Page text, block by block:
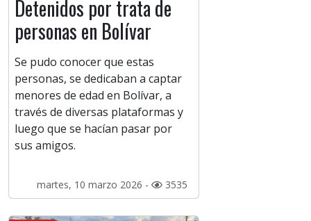
Detenidos por trata de
personas en Bolívar
Se pudo conocer que estas
personas, se dedicaban a captar
menores de edad en Bolívar, a
través de diversas plataformas y
luego que se hacían pasar por
sus amigos.
martes, 10 marzo 2026 - 3535